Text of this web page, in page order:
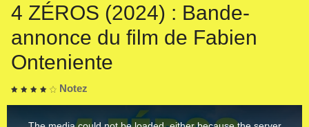
4 ZÉROS (2024) : Bande-
annonce du film de Fabien
Onteniente
Notez